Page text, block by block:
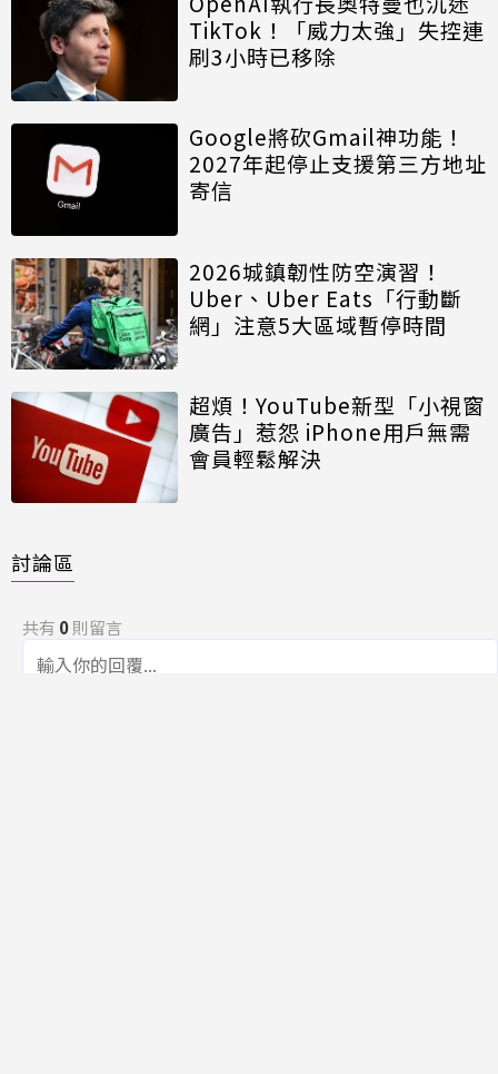
TikTok！「威力太強」失控連
刷3小時已移除
Google將砍Gmail神功能！
2027年起停止支援第三方地址
寄信
2026城鎮韌性防空演習！
Uber、Uber Eats「行動斷
網」注意5大區域暫停時間
超煩！YouTube新型「小視窗
廣告」惹怨 iPhone用戶無需
會員輕鬆解決
討論區
共有 0則留言